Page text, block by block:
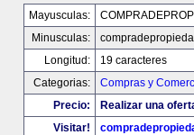
Mayusculas:
Minusculas:
Longitud:
19 caracteres
Categorias:
Compras y
Precio:
Realizar una
Visitar!